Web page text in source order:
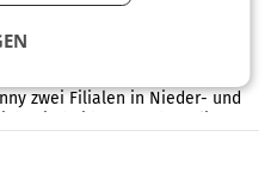
zwei Filialen in
zwei Filialen in Nieder- und